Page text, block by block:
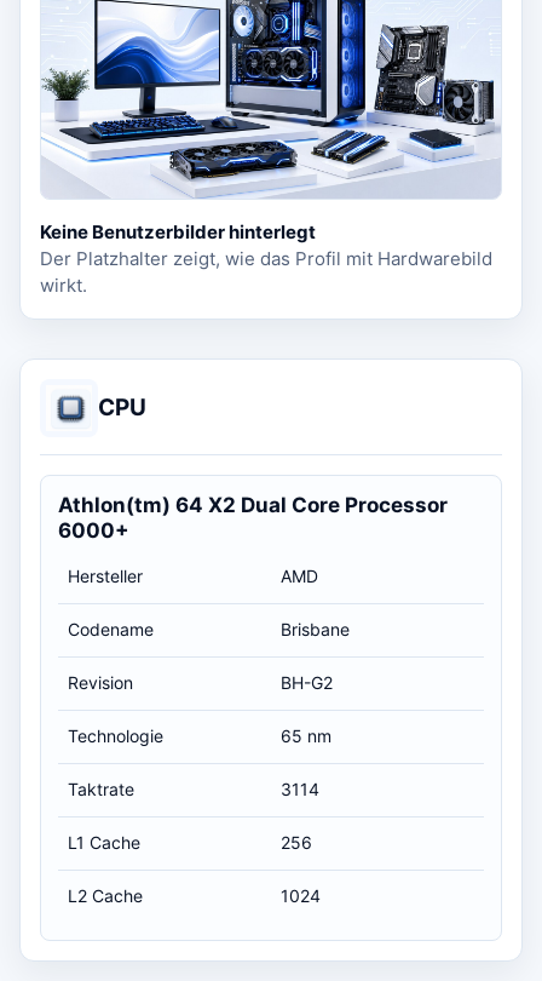
Keine Benutzerbilder hinterlegt
Der Platzhalter zeigt, wie das Profil mit Hardwarebild
wirkt.
CPU
Athlon(tm) 64 X2 Dual Core Processor
6000+
Hersteller AMD
Codename Brisbane
Revision BH-G2
Technologie 65 nm
Taktrate 3114
L1 Cache 256
L2 Cache 1024